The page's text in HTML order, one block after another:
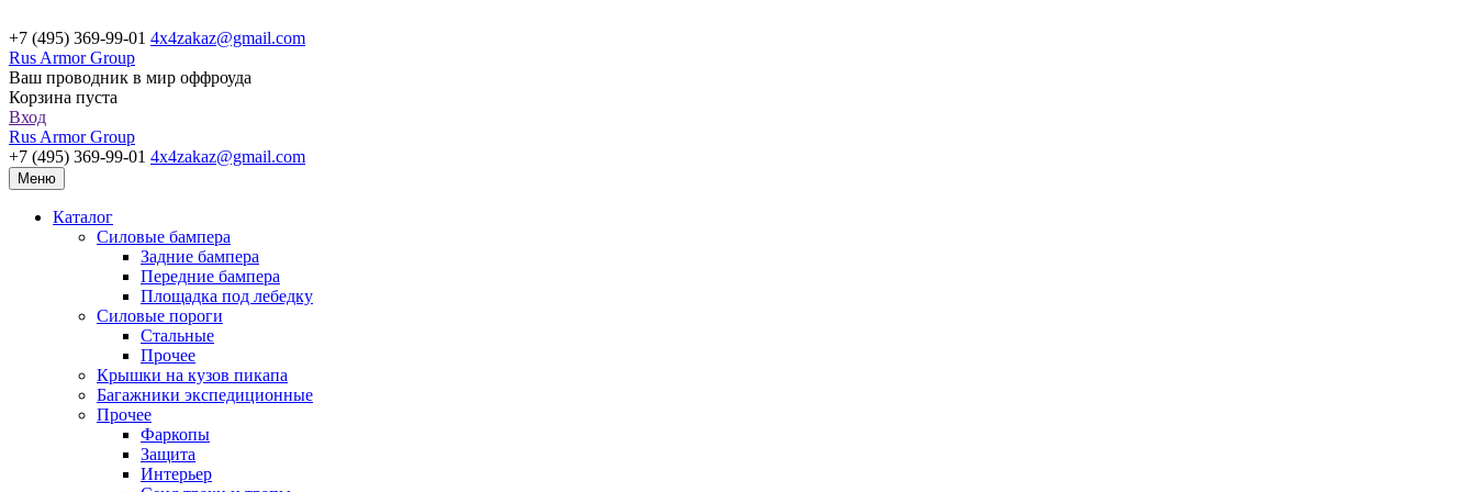
+7 (495) 369-99-01 4x4zakaz@gmail.com
Rus Armor Group
Ваш проводник в мир оффроуда
Корзина пуста
Вход
Rus Armor Group
+7 (495) 369-99-01 4x4zakaz@gmail.com
Меню
Каталог
Силовые бампера
Задние бампера
Передние бампера
Площадка под лебедку
Силовые пороги
Стальные
Прочее
Крышки на кузов пикапа
Багажники экспедиционные
Прочее
Фаркопы
Защита
Интерьер